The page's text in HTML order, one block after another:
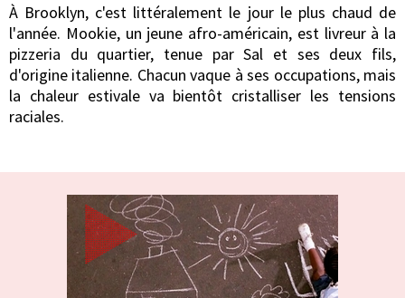
À Brooklyn, c'est littéralement le jour le plus chaud de
l'année. Mookie, un jeune afro-américain, est livreur à la
pizzeria du quartier, tenue par Sal et ses deux fils,
d'origine italienne. Chacun vaque à ses occupations, mais
la chaleur estivale va bientôt cristalliser les tensions
raciales.